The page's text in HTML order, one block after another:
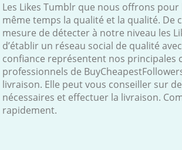
Les Likes Tumblr que nous offrons
même temps la qualité et la qualité. De
mesure de détecter à notre niveau les
d’établir un réseau social de qualité
confiance représentent nos principales
professionnels de
livraison. Elle peut vous conseiller sur
nécessaires et effectuer la livraison.
rapidement.